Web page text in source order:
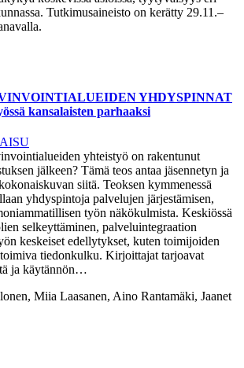
Tutkimusaineisto on kerätty 29.11.–
YHDYSPINNAT
kansalaisten parhaaksi
yhteistyö on rakentunut
jälkeen? Tämä teos antaa jäsennetyn ja
siitä. Teoksen kymmenessä
yhdyspintoja palvelujen järjestämisen,
työn näkökulmista. Keskiössä
selkeyttäminen, palveluintegraation
keskeiset edellytykset, kuten toimijoiden
tiedonkulku. Kirjoittajat tarjoavat
ja käytännön…
Miia Laasanen, Aino Rantamäki, Jaanet